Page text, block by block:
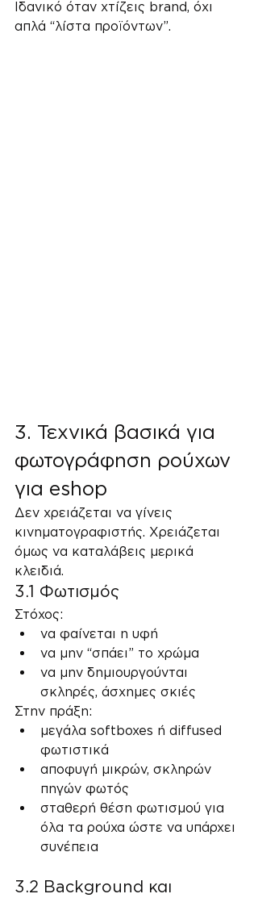
Ιδανικό όταν χτίζεις brand, όχι
απλά “λίστα προϊόντων”.
3. Τεχνικά βασικά για
φωτογράφηση ρούχων
για eshop
Δεν χρειάζεται να γίνεις
κινηματογραφιστής. Χρειάζεται
όμως να καταλάβεις μερικά
κλειδιά.
3.1 Φωτισμός
Στόχος:
να φαίνεται η υφή
να μην “σπάει” το χρώμα
να μην δημιουργούνται
σκληρές, άσχημες σκιές
Στην πράξη:
μεγάλα softboxes ή diffused
φωτιστικά
αποφυγή μικρών, σκληρών
πηγών φωτός
σταθερή θέση φωτισμού για
όλα τα ρούχα ώστε να υπάρχει
συνέπεια
3.2 Background και